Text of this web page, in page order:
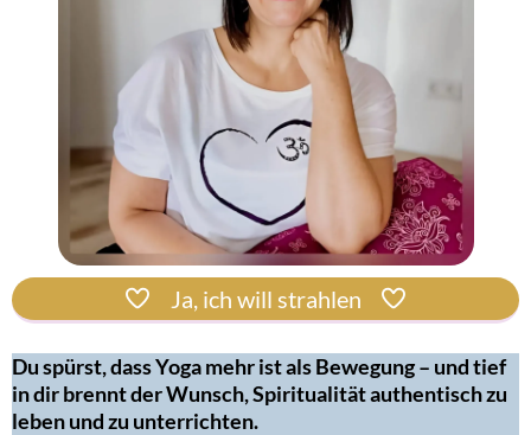
Ja, ich will strahlen
Du spürst, dass Yoga mehr ist als Bewegung – und tief
in dir brennt der Wunsch, Spiritualität authentisch zu
leben und zu unterrichten.